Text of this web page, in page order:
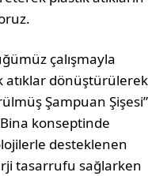
çalışmayla
atıklar dönüştürülerek
Şampuan Şişesi”
konseptinde
desteklenen
tasarrufu sağlarken